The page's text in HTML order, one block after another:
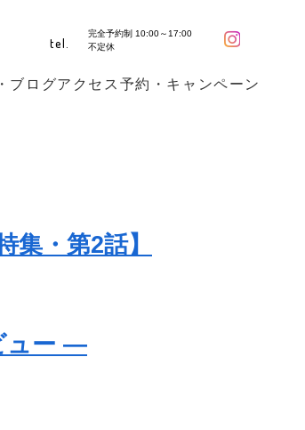
tel.
完全予約制 10:00～17:00
不定休
ブログアクセス 予約・キャンペーン
・第2話】
ュー ―